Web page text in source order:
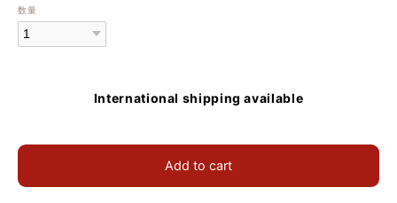
数量
International shipping available
Add to cart